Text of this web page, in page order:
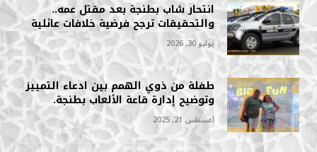
انتحار شاب بطنجة بعد مقتل عمه..
والتحقيقات ترجح فرضية خلافات عائلية
يوليو 30, 2026
طفلة من ذوي الهمم بين ادعاء التمييز
وتوضيح إدارة قاعة الألعاب بطنجة.
أغسطس 21, 2025